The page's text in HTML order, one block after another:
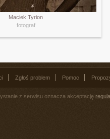
Maciek Tyrion
fotograf
Zgłoś problem Pomoc
z serwisu oznacza akceptację